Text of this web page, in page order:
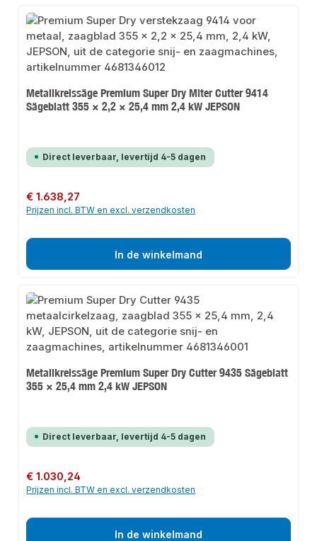
Metallkreissäge Premium Super Dry Miter Cutter 9414
Sägeblatt 355 × 2,2 × 25,4 mm 2,4 kW JEPSON
Direct leverbaar, levertijd 4-5 dagen
Normale prijs:
€ 1.638,27
Prijzen incl. BTW en excl. verzendkosten
In de winkelmand
Metallkreissäge Premium Super Dry Cutter 9435 Sägeblatt
355 × 25,4 mm 2,4 kW JEPSON
Direct leverbaar, levertijd 4-5 dagen
Normale prijs:
€ 1.030,24
Prijzen incl. BTW en excl. verzendkosten
In de winkelmand